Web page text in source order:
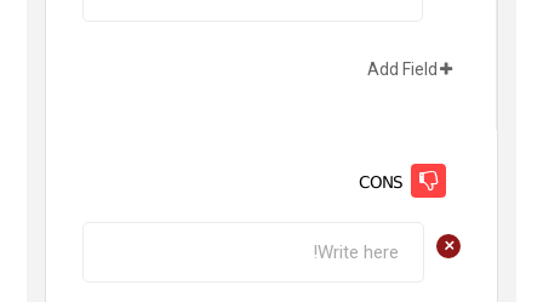
Add Field
CONS
+